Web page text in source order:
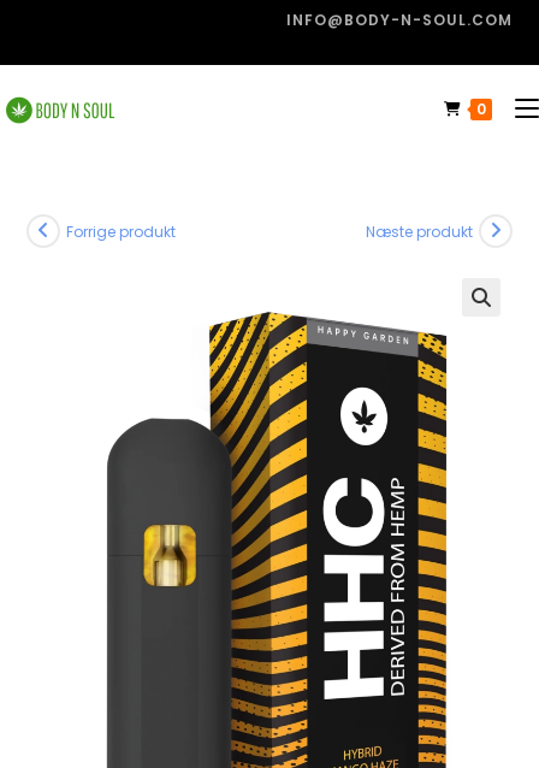
INFO@BODY-N-SOUL.COM
0
Forrige produkt Næste produkt